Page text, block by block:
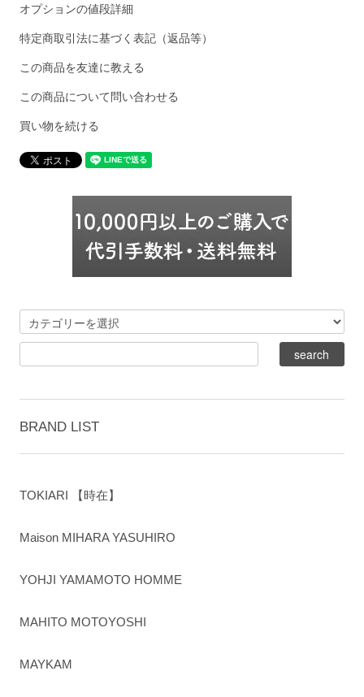
オプションの値段詳細
特定商取引法に基づく表記（返品等）
この商品を友達に教える
この商品について問い合わせる
買い物を続ける
BRAND LIST
TOKIARI 【時在】
Maison MIHARA YASUHIRO
YOHJI YAMAMOTO HOMME
MAHITO MOTOYOSHI
MAYKAM